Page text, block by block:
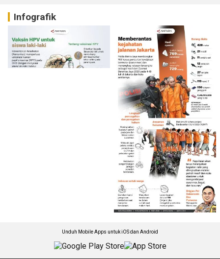
Infografik
Unduh Mobile Apps untuk iOS dan Android